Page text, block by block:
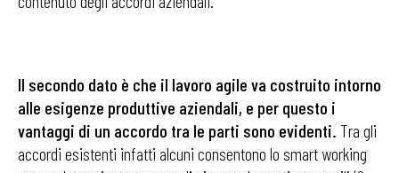
Il secondo dato è che il lavoro agile va costruito intorno
alle esigenze produttive aziendali, e per questo i
vantaggi di un accordo tra le parti sono evidenti. Tra gli
accordi esistenti infatti alcuni consentono lo smart working